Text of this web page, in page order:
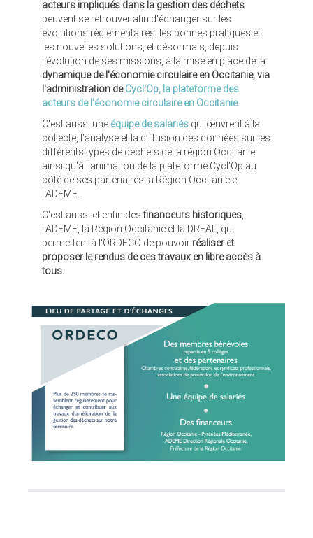
acteurs impliqués dans la gestion des déchets
peuvent se retrouver afin d'échanger sur les
évolutions réglementaires, les bonnes pratiques et
les nouvelles solutions, et désormais, depuis
l'évolution de ses missions, à la mise en place de la
dynamique de l'économie circulaire en Occitanie, via
l'administration deCycl'Op, la plateforme des
acteurs de l'économie circulaire en Occitanie.
C'est aussi une équipe de salariés qui œuvrent à la
collecte, l'analyse et la diffusion des données sur les
différents types de déchets de la région Occitanie
ainsi qu'à l'animation de la plateforme Cycl'Op au
côté de ses partenaires la Région Occitanie et
l'ADEME.
C'est aussi et enfin des financeurs historiques
l'ADEME, la Région Occitanie et la DREAL, qui
permettent à l'ORDECO de pouvoir réaliser et
proposer le rendus de ces travaux en libre accès à
tous.